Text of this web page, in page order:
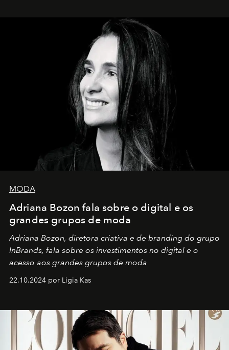
MODA
Adriana Bozon fala sobre o digital e os
grandes grupos de moda
Adriana Bozon, diretora criativa e de branding do grupo
InBrands, fala sobre os investimentos no digital e o
acesso aos grandes grupos de moda
22.10.2024 por Ligia Kas